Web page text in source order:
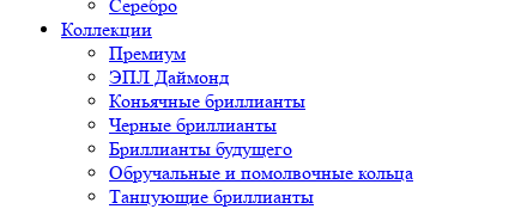
Серебро
Коллекции
Премиум
ЭПЛ Даймонд
Коньячные бриллианты
Черные бриллианты
Бриллианты будущего
Обручальные и помолвочные кольца
Танцующие бриллианты